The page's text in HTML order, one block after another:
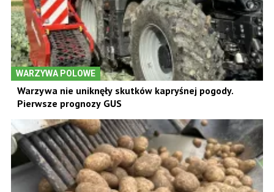
WARZYWA POLOWE
Warzywa nie uniknęły skutków kapryśnej pogody.
Pierwsze prognozy GUS